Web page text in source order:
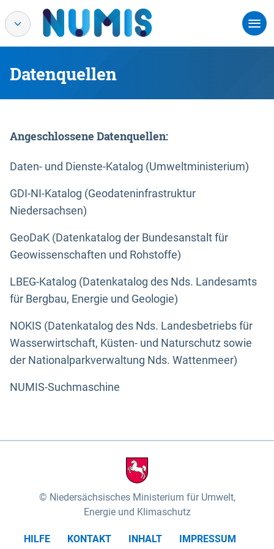
Datenquellen
Angeschlossene Datenquellen:
Daten- und Dienste-Katalog (Umweltministerium)
GDI-NI-Katalog (Geodateninfrastruktur
Niedersachsen)
GeoDaK (Datenkatalog der Bundesanstalt für
Geowissenschaften und Rohstoffe)
LBEG-Katalog (Datenkatalog des Nds. Landesamts
für Bergbau, Energie und Geologie)
NOKIS (Datenkatalog des Nds. Landesbetriebs für
Wasserwirtschaft, Küsten- und Naturschutz sowie
der Nationalparkverwaltung Nds. Wattenmeer)
NUMIS-Suchmaschine
Niedersächsisches Ministerium für Umwelt,
Energie und Klimaschutz
HILFE KONTAKT INHALT
IMPRESSUM